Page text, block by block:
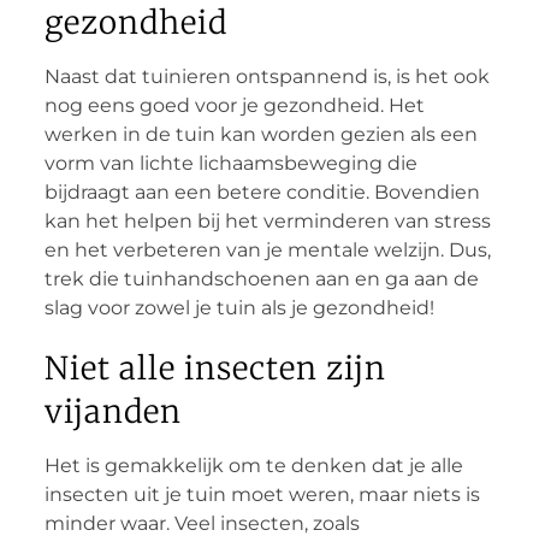
gezondheid
Naast dat tuinieren ontspannend is, is het ook
nog eens goed voor je gezondheid. Het
werken in de tuin kan worden gezien als een
vorm van lichte lichaamsbeweging die
bijdraagt aan een betere conditie. Bovendien
kan het helpen bij het verminderen van stress
en het verbeteren van je mentale welzijn. Dus,
trek die tuinhandschoenen aan en ga aan de
slag voor zowel je tuin als je gezondheid!
Niet alle insecten zijn
vijanden
Het is gemakkelijk om te denken dat je alle
insecten uit je tuin moet weren, maar niets is
minder waar. Veel insecten, zoals